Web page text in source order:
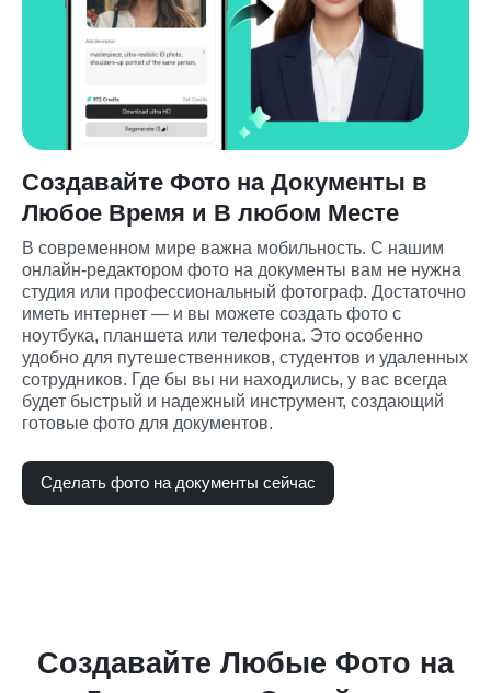
Создавайте Фото на Документы в
Любое Время и В любом Месте
В современном мире важна мобильность. С нашим
онлайн-редактором фото на документы вам не нужна
студия или профессиональный фотограф. Достаточно
иметь интернет — и вы можете создать фото с
ноутбука, планшета или телефона. Это особенно
удобно для путешественников, студентов и удаленных
сотрудников. Где бы вы ни находились, у вас всегда
будет быстрый и надежный инструмент, создающий
готовые фото для документов.
Сделать фото на документы сейчас
Создавайте Любые Фото на